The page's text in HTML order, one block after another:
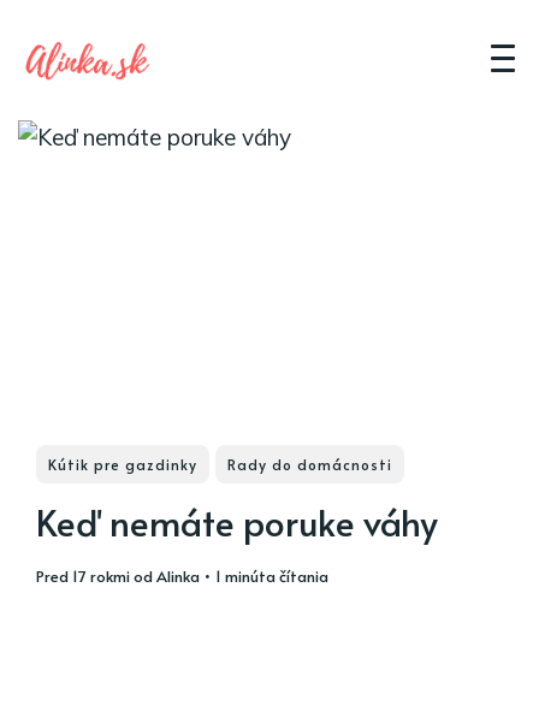
Kútik pre gazdinky Rady do domácnosti
Keď nemáte poruke váhy
pred 17 rokmiodAlinka • 1 minúta čítania